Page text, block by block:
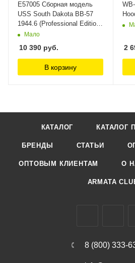
E57005 Сборная модель
USS South Dakota BB-57
1944.6 (Professional Edition)
VEE HOBBY
Мало
10 390 руб.
В корзину
2
КАТАЛОГ КАТАЛОГ
БРЕНДЫ СТАТЬИ
ОПТОВЫМ КЛИЕНТАМ О
ARMATA
8 (800) 333-